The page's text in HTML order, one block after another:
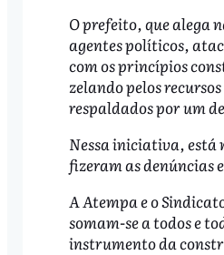
O prefeito, que alega
agentes políticos,
com os princípios
zelando pelos
respaldados por um
Nessa iniciativa, está
fizeram as denúncias
A Atempa e o
somam-se a todos e
instrumento da